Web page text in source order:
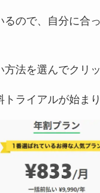
るので、自分に合
方法を選んでクリ
トライアルが始まり